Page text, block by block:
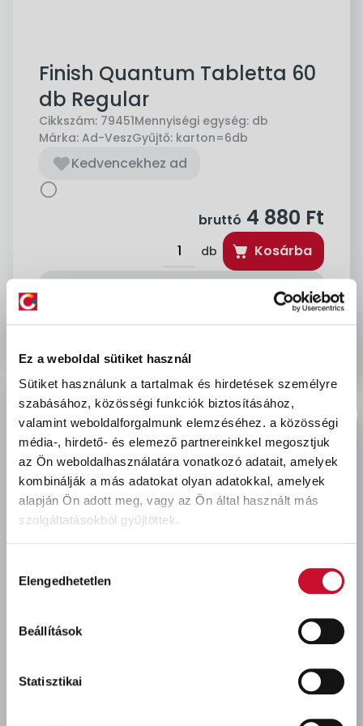
Ez a weboldal sütiket használ
Sütiket használunk a tartalmak és hirdetések személyre
szabásához, közösségi funkciók biztosításához,
valamint weboldalforgalmunk elemzéséhez. a közösségi
média-, hirdető- és elemező partnereinkkel megosztjuk
az Ön weboldalhasználatára vonatkozó adatait, amelyek
kombinálják a más adatokat olyan adatokkal, amelyek
alapján Ön adott meg, vagy az Ön által használt más
szolgáltatásokból gyűjtöttek.
kiválasztása
Elengedhetetlen
Beállítások
Statisztikai
Finish Quantum Tabletta 60
db Regular
Cikkszám: 79451Mennyiségi egység: db
Márka: Ad-VeszGyűjtő: karton=6db
Kedvencekhez ad
bruttó 4 880 Ft
db Kosárba
ingyenes
Kiszállítás - MPL csomagfeladás: 1 990 Ft
Utoljára megtekintett termékek
60 db Regular